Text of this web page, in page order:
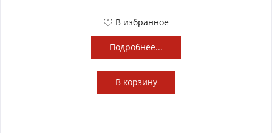
В избранное
Подробнее...
В корзину